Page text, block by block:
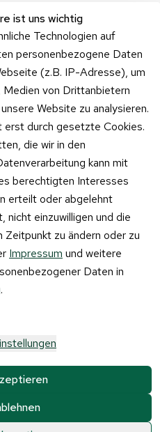
ist uns wichtig
Technologien auf
personenbezogene Daten
(z.B. IP-Adresse), um
Medien von Drittanbietern
Website zu analysieren.
durch gesetzte Cookies.
die wir in den
kann mit
berechtigten Interesses
erteilt oder abgelehnt
nicht einzuwilligen und die
Zeitpunkt zu ändern oder zu
Impressum und weitere
Daten in
.
Zum
Kontaktformu
lar
Versandkosten und
Ring 2 01723